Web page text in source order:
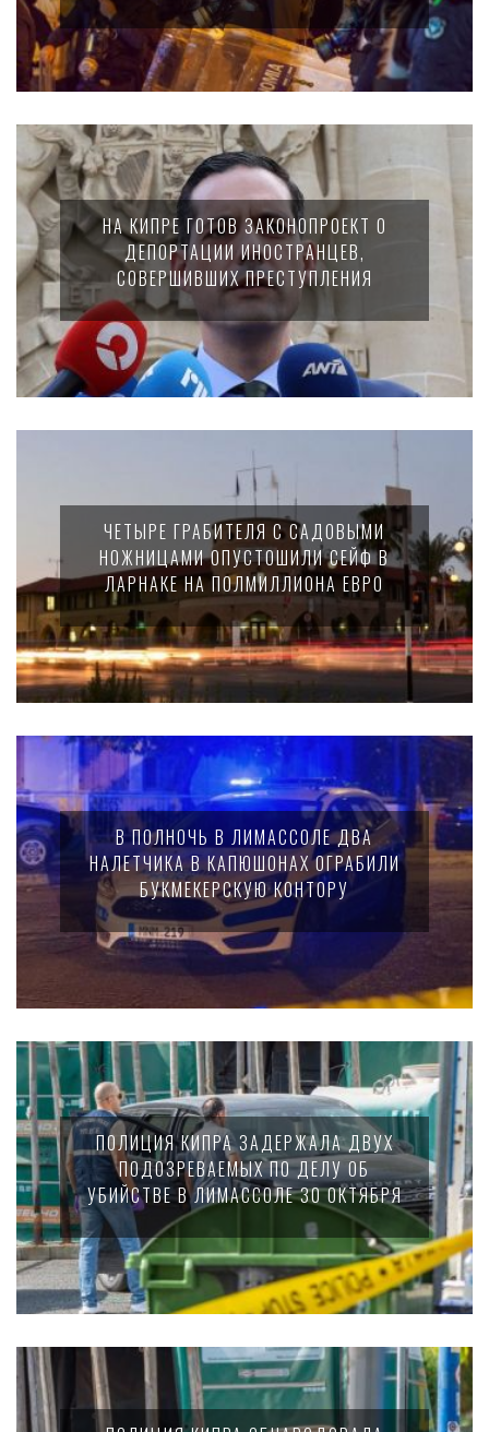
НА КИПРЕ ГОТОВ ЗАКОНОПРОЕКТ О
ДЕПОРТАЦИИ ИНОСТРАНЦЕВ,
СОВЕРШИВШИХ ПРЕСТУПЛЕНИЯ
ЧЕТЫРЕ ГРАБИТЕЛЯ С САДОВЫМИ
НОЖНИЦАМИ ОПУСТОШИЛИ СЕЙФ В
ЛАРНАКЕ НА ПОЛМИЛЛИОНА ЕВРО
В ПОЛНОЧЬ В ЛИМАССОЛЕ ДВА
НАЛЕТЧИКА В КАПЮШОНАХ ОГРАБИЛИ
БУКМЕКЕРСКУЮ КОНТОРУ
ПОЛИЦИЯ КИПРА ЗАДЕРЖАЛА ДВУХ
ПОДОЗРЕВАЕМЫХ ПО ДЕЛУ ОБ
УБИЙСТВЕ В ЛИМАССОЛЕ 30 ОКТЯБРЯ